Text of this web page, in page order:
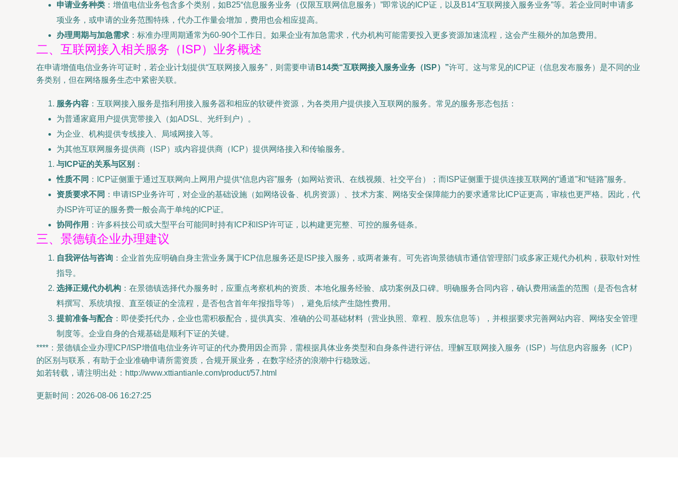
申请业务种类 ：增值电信业务包含多个类别，如B25“信息服务业务（仅限互联网信息服务）”即常说的ICP证，以及B14“互联网接入服务业务”等。若企业同时申请多
项业务，或申请的业务范围特殊，代办工作量会增加，费用也会相应提高。
办理周期与加急需求 ：标准办理周期通常为60-90个工作日。如果企业有加急需求，代办机构可能需要投入更多资源加速流程，这会产生额外的加急费用。
二、互联网接入相关服务（ISP）业务概述
在申请增值电信业务许可证时，若企业计划提供“互联网接入服务”，则需要申请B14类“互联网接入服务业务（ISP）”许可。这与常见的ICP证（信息发布服务）是不同的业
务类别，但在网络服务生态中紧密关联。
服务内容 ：互联网接入服务是指利用接入服务器和相应的软硬件资源，为各类用户提供接入互联网的服务。常见的服务形态包括：
为普通家庭用户提供宽带接入（如ADSL、光纤到户）。
为企业、机构提供专线接入、局域网接入等。
为其他互联网服务提供商（ISP）或内容提供商（ICP）提供网络接入和传输服务。
与ICP证的关系与区别 ：
性质不同 ：ICP证侧重于通过互联网向上网用户提供“信息内容”服务（如网站资讯、在线视频、社交平台）；而ISP证侧重于提供连接互联网的“通道”和“链路”服务。
资质要求不同 ：申请ISP业务许可，对企业的基础设施（如网络设备、机房资源）、技术方案、网络安全保障能力的要求通常比ICP证更高，审核也更严格。因此，代
办ISP许可证的服务费一般会高于单纯的ICP证。
协同作用 ：许多科技公司或大型平台可能同时持有ICP和ISP许可证，以构建更完整、可控的服务链条。
三、景德镇企业办理建议
自我评估与咨询 ：企业首先应明确自身主营业务属于ICP信息服务还是ISP接入服务，或两者兼有。可先咨询景德镇市通信管理部门或多家正规代办机构，获取针对性
指导。
选择正规代办机构 ：在景德镇选择代办服务时，应重点考察机构的资质、本地化服务经验、成功案例及口碑。明确服务合同内容，确认费用涵盖的范围（是否包含材
料撰写、系统填报、直至领证的全流程，是否包含首年年报指导等），避免后续产生隐性费用。
提前准备与配合 ：即使委托代办，企业也需积极配合，提供真实、准确的公司基础材料（营业执照、章程、股东信息等），并根据要求完善网站内容、网络安全管理
制度等。企业自身的合规基础是顺利下证的关键。
****：景德镇企业办理ICP/ISP增值电信业务许可证的代办费用因企而异，需根据具体业务类型和自身条件进行评估。理解互联网接入服务（ISP）与信息内容服务（ICP）
的区别与联系，有助于企业准确申请所需资质，合规开展业务，在数字经济的浪潮中行稳致远。
如若转载，请注明出处：http://www.xttiantianle.com/product/57.html
更新时间：2026-08-06 16:27:25